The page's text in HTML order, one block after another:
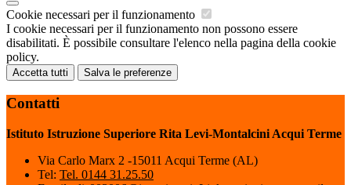
Cookie necessari per il funzionamento
I cookie necessari per il funzionamento non possono essere
disabilitati. È possibile consultare l'elenco nella pagina della cookie
policy.
Accetta tutti Salva le preferenze
Contatti
Istituto Istruzione Superiore Rita Levi-Montalcini Acqui Terme
Via Carlo Marx 2 -15011 Acqui Terme (AL)
Tel: Tel. 0144 31.25.50